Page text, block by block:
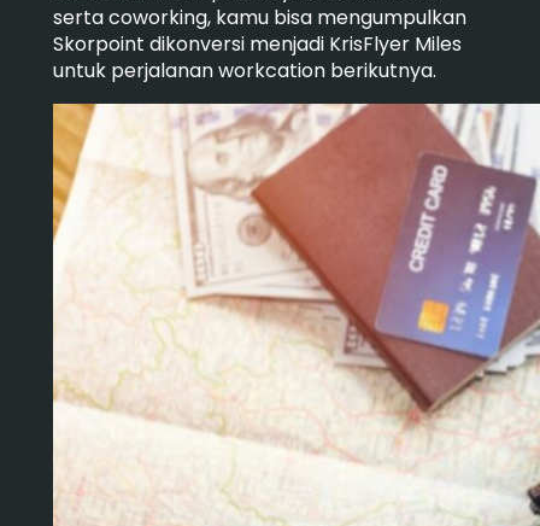
serta coworking, kamu bisa mengumpulkan
Skorpoint dikonversi menjadi KrisFlyer Miles
untuk perjalanan workcation berikutnya.